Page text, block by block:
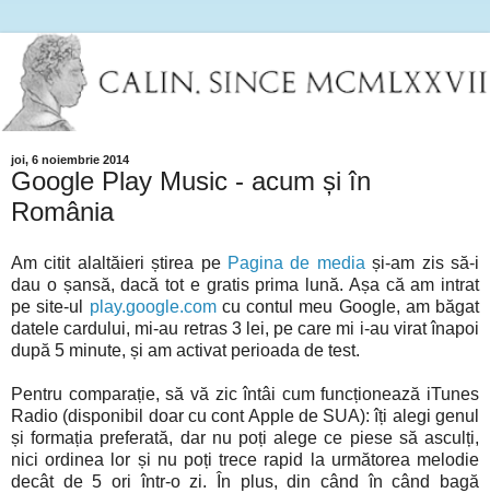
joi, 6 noiembrie 2014
Google Play Music - acum și în
România
Am citit alaltăieri știrea pe Pagina de media și-am zis să-i
dau o șansă, dacă tot e gratis prima lună. Așa că am intrat
pe site-ul play.google.comcu contul meu Google, am băgat
datele cardului, mi-au retras 3 lei, pe care mi i-au virat înapoi
după 5 minute, și am activat perioada de test.
Pentru comparație, să vă zic întâi cum funcționează iTunes
Radio (disponibil doar cu cont Apple de SUA): îți alegi genul
și formația preferată, dar nu poți alege ce piese să asculți,
nici ordinea lor și nu poți trece rapid la următorea melodie
decât de 5 ori într-o zi. În plus, din când în când bagă